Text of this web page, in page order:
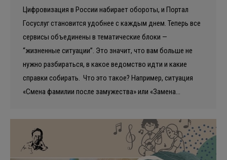
Цифровизация в России набирает обороты, и Портал
Госуслуг становится удобнее с каждым днем. Теперь все
сервисы объединены в тематические блоки —
“жизненные ситуации”. Это значит, что вам больше не
нужно разбираться, в какое ведомство идти и какие
справки собирать. Что это такое? Например, ситуация
«Смена фамилии после замужества» или «Замена…